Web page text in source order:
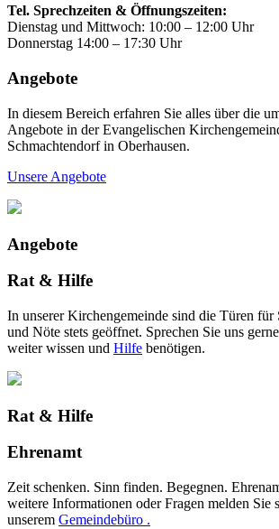
Tel. Sprechzeiten & Öffnungszeiten:
Dienstag und Mittwoch: 10:00 – 12:00 Uhr
Donnerstag 14:00 – 17:30 Uhr
Angebote
In diesem Bereich erfahren Sie alles über die
Angebote in der Evangelischen
Schmachtendorf in Oberhausen.
Unsere Angebote
Angebote
Rat & Hilfe
In unserer Kirchengemeinde sind die Türen für
und Nöte stets geöffnet. Sprechen Sie uns
weiter wissen und Hilfe benötigen.
Rat & Hilfe
Ehrenamt
Zeit schenken. Sinn finden. Begegnen.
weitere Informationen oder Fragen melden Sie
unserem Gemeindebüro .